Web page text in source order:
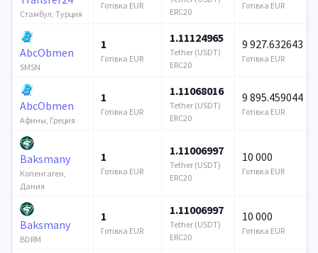
Стамбул, Турция
Готівка EUR
ERC20
Готівка EUR
AbcObmen
SMSN
1
Готівка EUR
1.11124965
Tether (USDT)
ERC20
9 927.632643
Готівка EUR
AbcObmen
Афины, Греция
1
Готівка EUR
1.11068016
Tether (USDT)
ERC20
9 895.459044
Готівка EUR
Baksmany
Копенгаген,
Дания
1
Готівка EUR
1.11006997
Tether (USDT)
ERC20
10 000
Готівка EUR
Baksmany
BDRM
1
Готівка EUR
1.11006997
Tether (USDT)
ERC20
10 000
Готівка EUR